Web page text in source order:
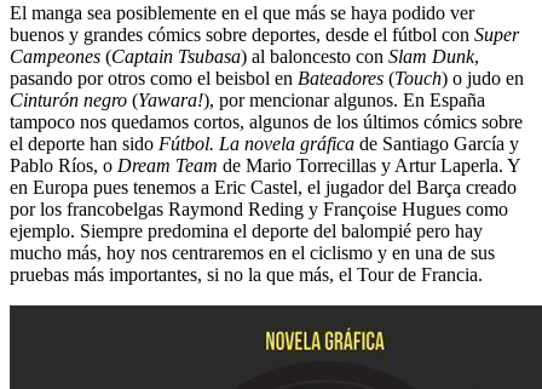
El manga sea posiblemente en el que más se haya podido ver
buenos y grandes cómics sobre deportes, desde el fútbol con Super
Campeones (Captain Tsubasa) al baloncesto con Slam Dunk,
pasando por otros como el beisbol en Bateadores (Touch) o judo en
Cinturón negro (Yawara!), por mencionar algunos. En España
tampoco nos quedamos cortos, algunos de los últimos cómics sobre
el deporte han sido Fútbol. La novela gráfica de Santiago García y
Pablo Ríos, o Dream Team de Mario Torrecillas y Artur Laperla. Y
en Europa pues tenemos a Eric Castel, el jugador del Barça creado
por los francobelgas Raymond Reding y Françoise Hugues como
ejemplo. Siempre predomina el deporte del balompié pero hay
mucho más, hoy nos centraremos en el ciclismo y en una de sus
pruebas más importantes, si no la que más, el Tour de Francia.